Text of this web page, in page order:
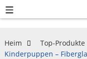
Heim Top-Produkte
Kinderpuppen –